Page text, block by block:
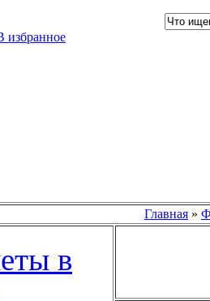
избранное
Главная »
в